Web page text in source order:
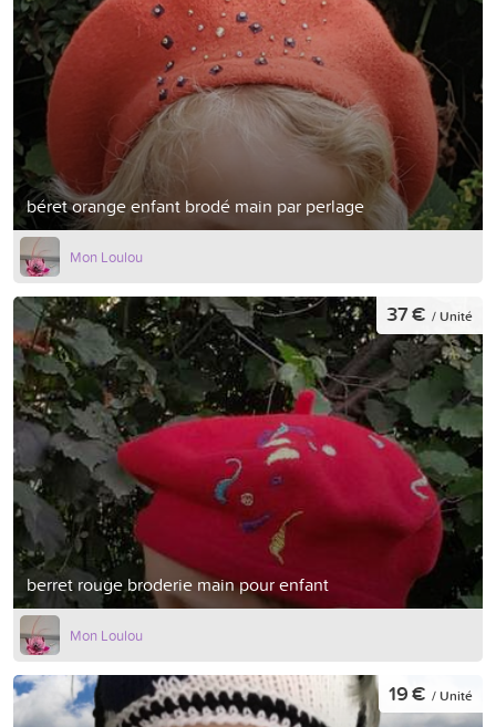
béret orange enfant brodé main par perlage
Mon Loulou
berret rouge broderie main pour enfant
37 € / Unité
Mon Loulou
19 € / Unité